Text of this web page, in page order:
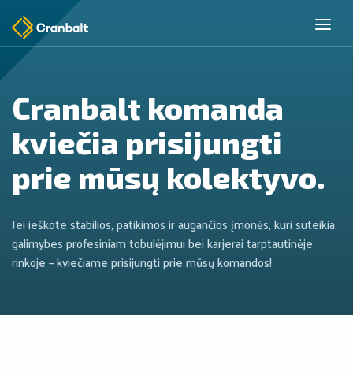
Cranbalt komanda
kviečia prisijungti
prie mūsų kolektyvo.
Jei ieškote stabilios, patikimos ir augančios įmonės, kuri suteikia
galimybes profesiniam tobulėjimui bei karjerai tarptautinėje
rinkoje – kviečiame prisijungti prie mūsų komandos!